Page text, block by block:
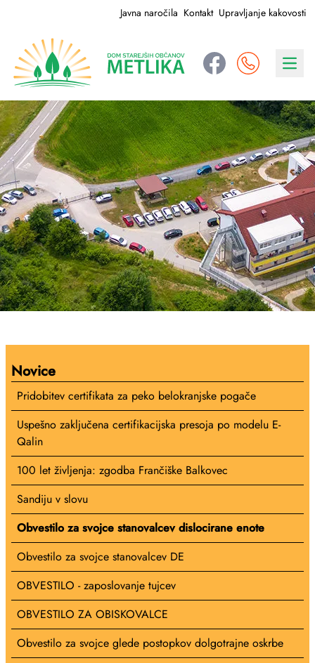
Javna naročila Kontakt Upravljanje kakovosti
Novice
Pridobitev certifikata za peko belokranjske pogače
Uspešno zaključena certifikacijska presoja po modelu E-
Qalin
100 let življenja: zgodba Frančiške Balkovec
Sandiju v slovu
Obvestilo za svojce stanovalcev dislocirane enote
Obvestilo za svojce stanovalcev DE
OBVESTILO - zaposlovanje tujcev
OBVESTILO ZA OBISKOVALCE
Obvestilo za svojce glede postopkov dolgotrajne oskrbe